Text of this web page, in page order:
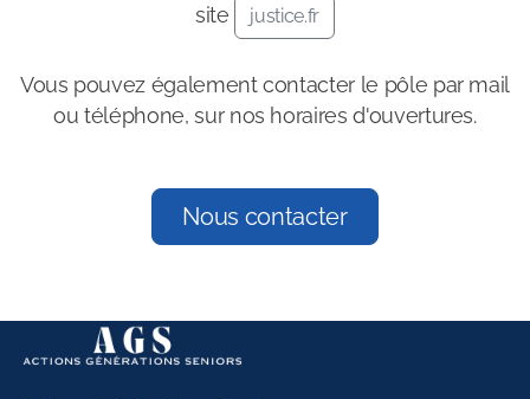
site
justice.fr
Vous pouvez également contacter le pôle par mail
ou téléphone, sur nos horaires d'ouvertures.
Nous contacter